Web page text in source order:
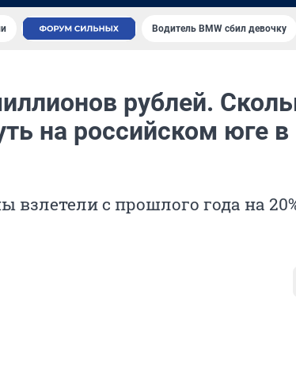
Водитель BMW сбил девочку
рублей.
на российском юге в
взлетели с прошлого года на